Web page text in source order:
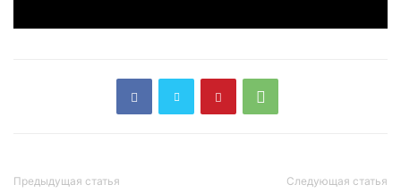
Предыдущая статья Следующая статья